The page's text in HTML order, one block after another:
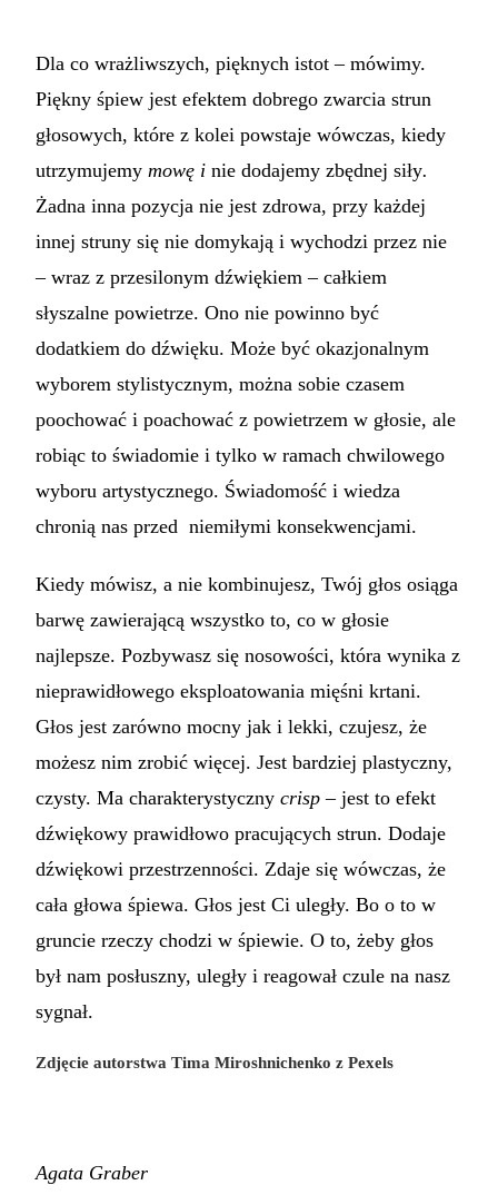
Dla co wrażliwszych, pięknych istot – mówimy.
Piękny śpiew jest efektem dobrego zwarcia strun
głosowych, które z kolei powstaje wówczas, kiedy
utrzymujemymowę i nie dodajemy zbędnej siły.
Żadna inna pozycja nie jest zdrowa, przy każdej
innej struny się nie domykają i wychodzi przez nie
– wraz z przesilonym dźwiękiem – całkiem
słyszalne powietrze. Ono nie powinno być
dodatkiem do dźwięku. Może być okazjonalnym
wyborem stylistycznym, można sobie czasem
poochować i poachować z powietrzem w głosie, ale
robiąc to świadomie i tylko w ramach chwilowego
wyboru artystycznego. Świadomość i wiedza
chronią nas przed niemiłymi konsekwencjami.
Kiedy mówisz, a nie kombinujesz, Twój głos osiąga
barwę zawierającą wszystko to, co w głosie
najlepsze. Pozbywasz się nosowości, która wynika z
nieprawidłowego eksploatowania mięśni krtani.
Głos jest zarówno mocny jak i lekki, czujesz, że
możesz nim zrobić więcej. Jest bardziej plastyczny,
czysty. Ma charakterystycznycrisp – jest to efekt
dźwiękowy prawidłowo pracujących strun. Dodaje
dźwiękowi przestrzenności. Zdaje się wówczas, że
cała głowa śpiewa. Głos jest Ci uległy. Bo o to w
gruncie rzeczy chodzi w śpiewie. O to, żeby głos
był nam posłuszny, uległy i reagował czule na nasz
sygnał.
Zdjęcie autorstwaTima Miroshnichenko zPexels
Agata Graber